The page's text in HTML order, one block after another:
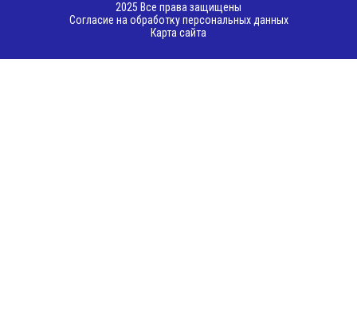
2025 Все права защищены
Согласие на обработку персональных данных
Карта сайта